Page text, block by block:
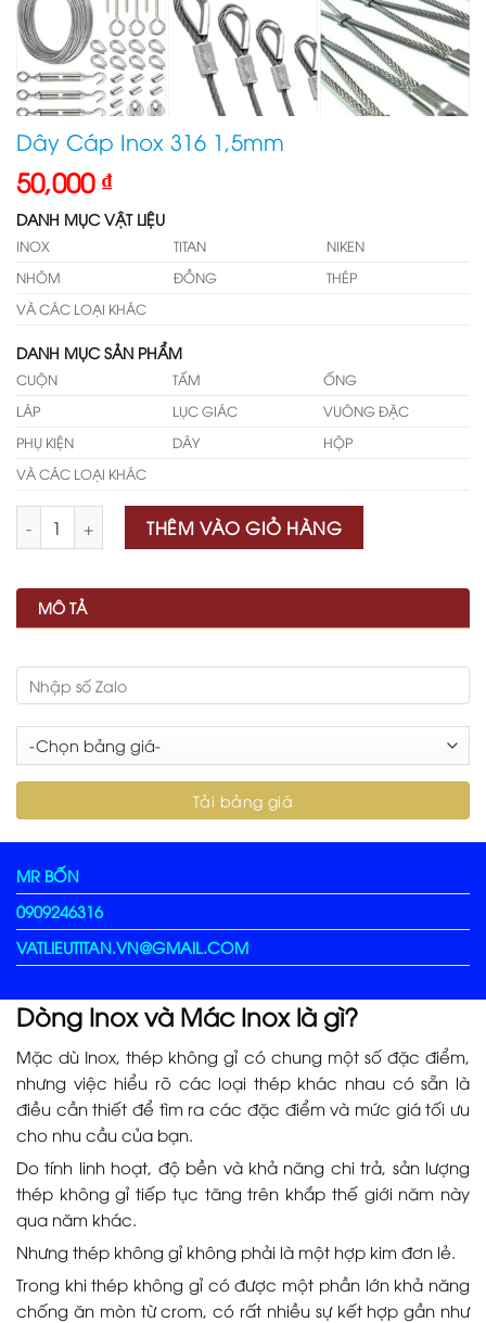
Dây Cáp Inox 316 1,5mm
50,000 ₫
DANH MỤC VẬT LIỆU
INOX TITAN
NIKEN
NHÔM
ĐỒNG
THÉP
VÀ CÁC LOẠI KHÁC
DANH MỤC SẢN PHẨM
CUỘN TẤM
ỐNG
LÁP
LỤC GIÁC
VUÔNG ĐẶC
PHỤ KIỆN
DÂY
HỘP
VÀ CÁC LOẠI KHÁC
THÊM VÀO GIỎ HÀNG
MÔ TẢ
MR BỐN
0909246316
VATLIEUTITAN.VN@GMAIL.COM
Dòng Inox và Mác Inox là gì?
Mặc dù Inox, thép không gỉ có chung một số đặc điểm,
nhưng việc hiểu rõ các loại thép khác nhau có sẵn là
điều cần thiết để tìm ra các đặc điểm và mức giá tối ưu
cho nhu cầu của bạn.
Do tính linh hoạt, độ bền và khả năng chi trả, sản lượng
thép không gỉ tiếp tục tăng trên khắp thế giới năm này
qua năm khác.
Nhưng thép không gỉ không phải là một hợp kim đơn lẻ.
Trong khi thép không gỉ có được một phần lớn khả năng
chống ăn mòn từ crom, có rất nhiều sự kết hợp gần như